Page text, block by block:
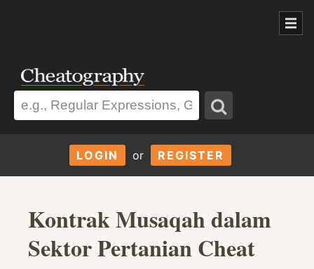
LOGIN or REGISTER
Kontrak Musaqah dalam
Sektor Pertanian Cheat